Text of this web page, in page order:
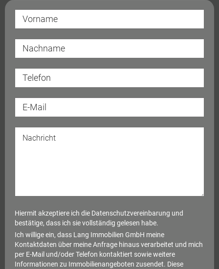
Hiermit akzeptiere ich die Datenschutzvereinbarung und
bestätige, dass ich sie vollständig gelesen habe.
Ich willige ein, dass Lang Immobilien GmbH meine
Kontaktdaten über meine Anfrage hinaus verarbeitet und mich
per E-Mail und/oder Telefon kontaktiert sowie weitere
Informationen zu Immobilienangeboten zusendet. Diese